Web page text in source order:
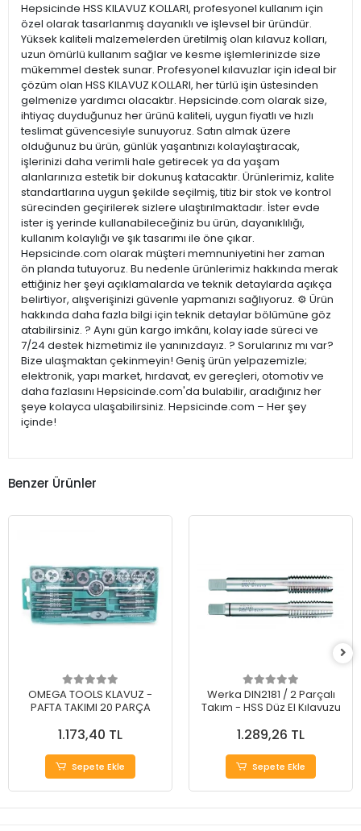
Hepsicinde HSS KILAVUZ KOLLARI, profesyonel kullanım için
özel olarak tasarlanmış dayanıklı ve işlevsel bir üründür.
Yüksek kaliteli malzemelerden üretilmiş olan kılavuz kolları,
uzun ömürlü kullanım sağlar ve kesme işlemlerinizde size
mükemmel destek sunar. Profesyonel kılavuzlar için ideal bir
çözüm olan HSS KILAVUZ KOLLARI, her türlü işin üstesinden
gelmenize yardımcı olacaktır. Hepsicinde.com olarak size,
ihtiyaç duyduğunuz her ürünü kaliteli, uygun fiyatlı ve hızlı
teslimat güvencesiyle sunuyoruz. Satın almak üzere
olduğunuz bu ürün, günlük yaşantınızı kolaylaştıracak,
işlerinizi daha verimli hale getirecek ya da yaşam
alanlarınıza estetik bir dokunuş katacaktır. Ürünlerimiz, kalite
standartlarına uygun şekilde seçilmiş, titiz bir stok ve kontrol
sürecinden geçirilerek sizlere ulaştırılmaktadır. İster evde
ister iş yerinde kullanabileceğiniz bu ürün, dayanıklılığı,
kullanım kolaylığı ve şık tasarımı ile öne çıkar.
Hepsicinde.com olarak müşteri memnuniyetini her zaman
ön planda tutuyoruz. Bu nedenle ürünlerimiz hakkında merak
ettiğiniz her şeyi açıklamalarda ve teknik detaylarda açıkça
belirtiyor, alışverişinizi güvenle yapmanızı sağlıyoruz. ⚙️ Ürün
hakkında daha fazla bilgi için teknik detaylar bölümüne göz
atabilirsiniz. ? Aynı gün kargo imkânı, kolay iade süreci ve
7/24 destek hizmetimiz ile yanınızdayız. ? Sorularınız mı var?
Bize ulaşmaktan çekinmeyin! Geniş ürün yelpazemizle;
elektronik, yapı market, hırdavat, ev gereçleri, otomotiv ve
daha fazlasını Hepsicinde.com'da bulabilir, aradığınız her
şeye kolayca ulaşabilirsiniz. Hepsicinde.com – Her şey
içinde!
Benzer Ürünler
OMEGA TOOLS KLAVUZ -
PAFTA TAKIMI 20 PARÇA
1.173,40 TL
Sepete Ekle
Werka DIN2181 / 2 Parçalı
Takım - HSS Düz El Kılavuzu
1.289,26 TL
Sepete Ekle